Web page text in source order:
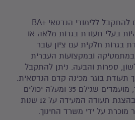
המעוניינים להתקבל ללימודי הנדסאי +BA
בעלי תעודת בגרות מלאה או
בגרות חלקית עם ציון עובר
במתמטיקה ובמקצועות העברית
ספרות והבעה. ניתן להתקבל
תעודת בוגר מכינה קדם הנדסאית.
מעבר לכך, מועמדים שגילם 35 ומעלה יכולים
להתקבל בהצגת תעודה המעידה על 12 שנות
מוכרת על ידי משרד החינוך.